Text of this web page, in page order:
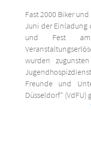
Fast 2000 Biker
Juni der Einladung
und Fest
wurden
Freunde und
Düsseldorf“ (VdFU)